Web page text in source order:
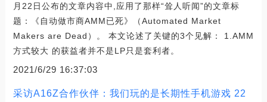
月22日公布的文章内容中,应用了那样“耸人听闻”的文章标
题：《自动做市商AMM已死》（Automated Market
Makers are Dead）。 本文论述了关键的3个见解： 1.AMM
方式较大 的获益者并不是LP只是套利者。
2021/6/29 16:37:03
采访A16Z合作伙伴：我们玩的是长期性手机游戏 22